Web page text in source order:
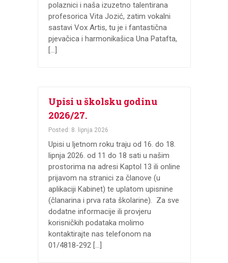
polaznici i naša izuzetno talentirana
profesorica Vita Jozić, zatim vokalni
sastavi Vox Artis, tu je i fantastična
pjevačica i harmonikašica Una Patafta,
[…]
Upisi u školsku godinu
2026/27.
Posted: 8. lipnja 2026
Upisi u ljetnom roku traju od 16. do 18.
lipnja 2026. od 11 do 18 sati u našim
prostorima na adresi Kaptol 13 ili online
prijavom na stranici za članove (u
aplikaciji Kabinet) te uplatom upisnine
(članarina i prva rata školarine). Za sve
dodatne informacije ili provjeru
korisničkih podataka molimo
kontaktirajte nas telefonom na
01/4818-292 […]